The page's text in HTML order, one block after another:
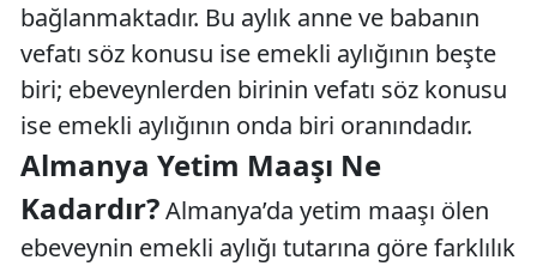
bağlanmaktadır. Bu aylık anne ve babanın
vefatı söz konusu ise emekli aylığının beşte
biri; ebeveynlerden birinin vefatı söz konusu
ise emekli aylığının onda biri oranındadır.
Almanya Yetim Maaşı Ne
Kadardır?Almanya’da yetim maaşı ölen
ebeveynin emekli aylığı tutarına göre farklılık